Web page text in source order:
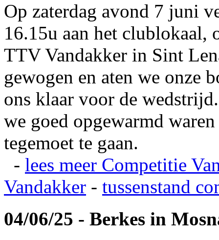
Op zaterdag avond 7 juni
16.15u aan het clublokaal,
TTV Vandakker in Sint
gewogen en aten we onze
ons klaar voor de
we goed opgewarmd
tegemoet te gaan.
- lees meer Competitie
Vandakker - tussenstand
04/06/25 - Berkes in